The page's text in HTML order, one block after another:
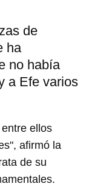
de
ha
no había
a Efe varios
ellos
afirmó la
de su